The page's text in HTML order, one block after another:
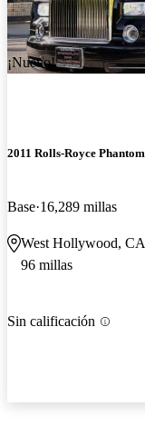
¡Nuevo!
2011 Rolls-Royce Phantom
Base 16,289 millas
West Hollywood, CA
96 millas
Sin calificación